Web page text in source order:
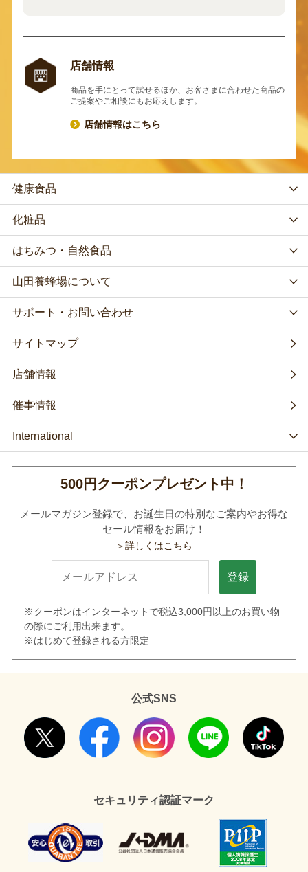
店舗情報
商品を手にとって試せるほか、お客さまに合わせた商品の
ご提案やご相談にもお応えします。
店舗情報はこちら
健康食品
化粧品
はちみつ・自然食品
山田養蜂場について
サポート・お問い合わせ
サイトマップ
店舗情報
催事情報
International
500円クーポンプレゼント中！
メールマガジン登録で、お誕生日の特別なご案内やお得な
セール情報をお届け！
＞詳しくはこちら
登録
※クーポンはインターネットで税込3,000円以上のお買い物
の際にご利用出来ます。
※はじめて登録される方限定
公式SNS
セキュリティ認証マーク